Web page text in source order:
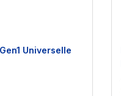
Universelle